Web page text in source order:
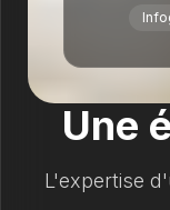
Une
L'expertise